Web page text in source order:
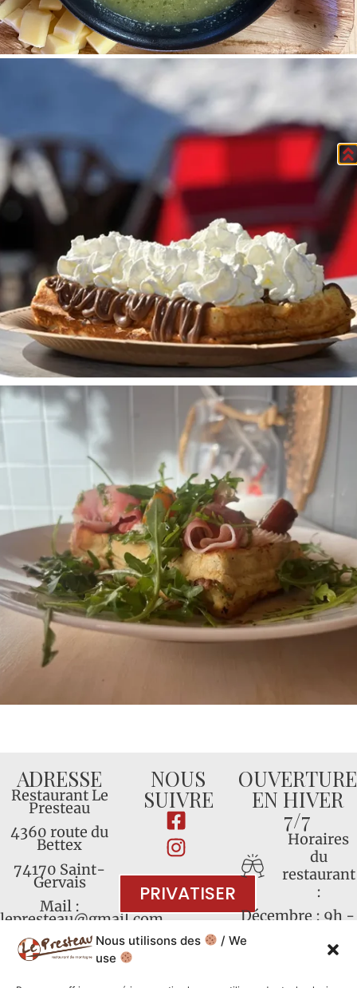
Nous utilisons des
/ We
use
ADRESSE
Restaurant Le
Presteau
4360 route du
Bettex
74170 Saint-
Gervais
Mail :
lepresteau@gmail.com
Tél :04 50 93 10
89
NOUS
SUIVRE
PRIVATISER
OUVERTURE
EN HIVER
7/7
Horaires
du
restaurant
:
Décembre : 9h -
Janvier : 9h -